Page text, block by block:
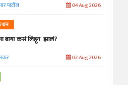
पाटील 04 Aug 2026
बाया कसं लिहून झालं?
02 Aug 2026